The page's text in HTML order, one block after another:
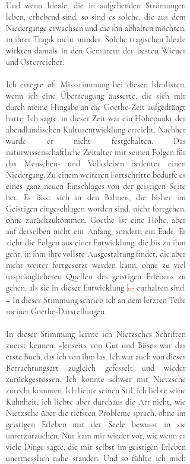
Und wenn Ideale, die in aufgehenden Strömungen
leben, erhebend sind, so sind es solche, die aus dem
Niedergange erwachsen und die ihn abhalten möchten,
in ihrer Tragik nicht minder. Solche tragischen Ideale
wirkten damals in den Gemütern der besten Wiener
und Österreicher.
Ich erregte oft Missstimmung bei diesen Idealisten,
wenn ich eine Überzeugung äusserte, die sich mir
durch meine Hingabe an die Goethe-Zeit aufgedrängt
hatte. Ich sagte, in dieser Zeit war ein Höhepunkt der
abendländischen Kulturentwicklung erreicht. Nachher
wurde er nicht festgehalten. Das
naturwissenschaftliche Zeitalter mit seinen Folgen für
das Menschen- und Volksleben bedeutet einen
Niedergang. Zu einem weiteren Fortschritte bedürfe es
eines ganz neuen Einschlages von der geistigen Seite
her. Es lässt sich in den Bahnen, die bisher im
Geistigen eingeschlagen worden sind, nicht fortgehen,
ohne zurückzukommen. Goethe ist eine Höhe, aber
auf derselben nicht ein Anfang, sondern ein Ende. Er
zieht die Folgen aus einer Entwicklung, die bis zu ihm
geht, in ihm ihre vollste Ausgestaltung findet, die aber
nicht weiter fortgesetzt werden kann, ohne zu viel
ursprünglicheren Quellen des geistigen Erlebens zu
gehen, als sie in dieser Entwicklung 127enthalten sind.
– In dieser Stimmung schrieb ich an dem letzten Teile
meiner Goethe-Darstellungen.
In dieser Stimmung lernte ich Nietzsches Schriften
zuerst kennen. »Jenseits von Gut und Böse« war das
erste Buch, das ich von ihm las. Ich war auch von dieser
Betrachtungsart zugleich gefesselt und wieder
zurückgestossen. Ich konnte schwer mit Nietzsche
zurecht kommen. Ich liebte seinen Stil, ich liebte seine
Kühnheit; ich liebte aber durchaus die Art nicht, wie
Nietzsche über die tiefsten Probleme sprach, ohne im
geistigen Erleben mit der Seele bewusst in sie
unterzutauchen. Nur kam mir wieder vor, wie wenn er
viele Dinge sagte, die mir selbst im geistigen Erleben
unermesslich nahe standen. Und so fühlte ich mich